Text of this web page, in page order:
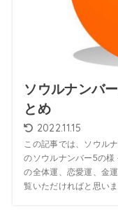
ソウルナンバ
とめ
2022.11.15
この記事では、ソウル
のソウルナンバー5の様
の全体運、恋愛運、金
覧いただければと思いま